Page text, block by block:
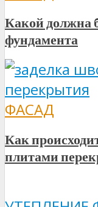
Какой должна
фундамента
ФАСАД
Как
плитами